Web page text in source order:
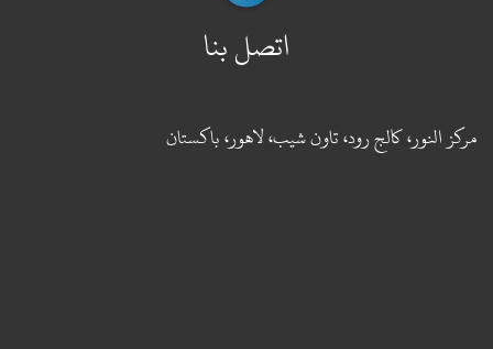
اتصل بنا
مركز النور، كالج رود، تاون شيب، لاهور، باكستان